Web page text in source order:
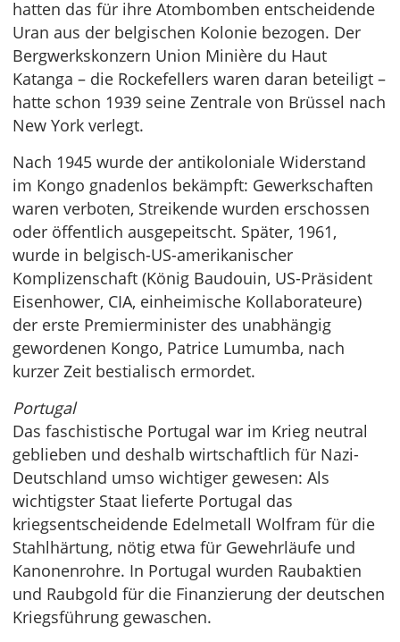
hatten das für ihre Atombomben entscheidende
Uran aus der belgischen Kolonie bezogen. Der
Bergwerkskonzern Union Minière du Haut
Katanga – die Rockefellers waren daran beteiligt –
hatte schon 1939 seine Zentrale von Brüssel nach
New York verlegt.
Nach 1945 wurde der antikoloniale Widerstand
im Kongo gnadenlos bekämpft: Gewerkschaften
waren verboten, Streikende wurden erschossen
oder öffentlich ausgepeitscht. Später, 1961,
wurde in belgisch-US-amerikanischer
Komplizenschaft (König Baudouin, US-Präsident
Eisenhower, CIA, einheimische Kollaborateure)
der erste Premierminister des unabhängig
gewordenen Kongo, Patrice Lumumba, nach
kurzer Zeit bestialisch ermordet.
Portugal
Das faschistische Portugal war im Krieg neutral
geblieben und deshalb wirtschaftlich für Nazi-
Deutschland umso wichtiger gewesen: Als
wichtigster Staat lieferte Portugal das
kriegsentscheidende Edelmetall Wolfram für die
Stahlhärtung, nötig etwa für Gewehrläufe und
Kanonenrohre. In Portugal wurden Raubaktien
und Raubgold für die Finanzierung der deutschen
Kriegsführung gewaschen.